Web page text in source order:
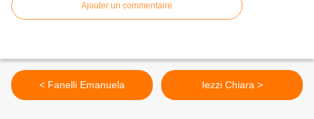
Ajouter un commentaire
< Fanelli Emanuela Iezzi Chiara >